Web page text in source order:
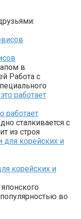
в
Работа с
работает
сталкивается с
из строя
корейских и
во